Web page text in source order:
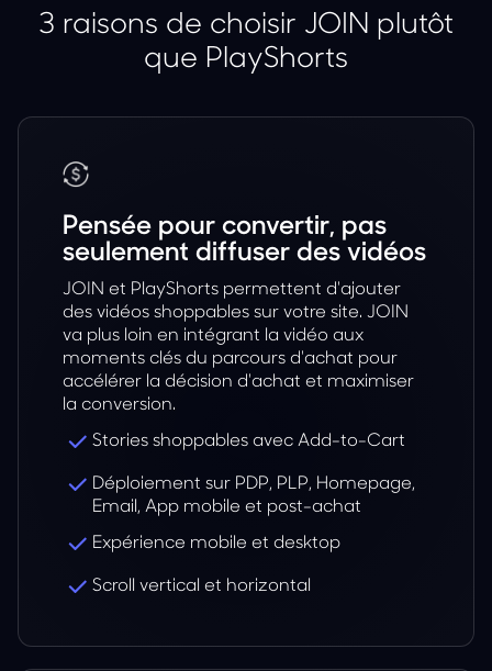
3 raisons de choisir JOIN plutôt
que PlayShorts
Pensée pour convertir, pas
seulement diffuser des vidéos
JOIN et PlayShorts permettent d'ajouter
des vidéos shoppables sur votre site. JOIN
va plus loin en intégrant la vidéo aux
moments clés du parcours d'achat pour
accélérer la décision d'achat et maximiser
la conversion.
Stories shoppables avec Add-to-Cart
Déploiement sur PDP, PLP, Homepage,
Email, App mobile et post-achat
Expérience mobile et desktop
Scroll vertical et horizontal